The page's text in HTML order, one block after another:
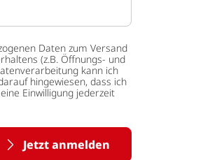
Daten zum Versand
(z.B. Öffnungs- und
kann ich
hingewiesen, dass ich
Einwilligung jederzeit
Jetzt anmelden